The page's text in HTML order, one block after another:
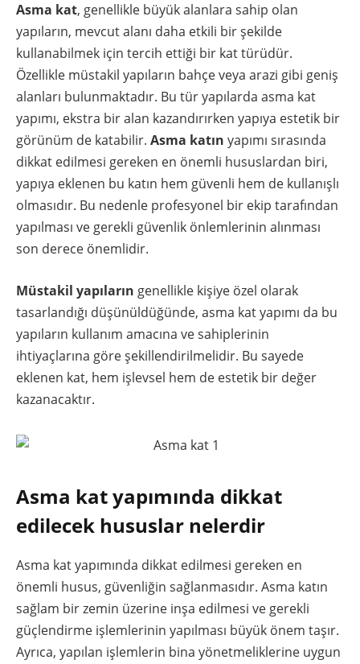
Asma kat, genellikle büyük alanlara sahip olan
yapıların, mevcut alanı daha etkili bir şekilde
kullanabilmek için tercih ettiği bir kat türüdür.
Özellikle müstakil yapıların bahçe veya arazi gibi geniş
alanları bulunmaktadır. Bu tür yapılarda asma kat
yapımı, ekstra bir alan kazandırırken yapıya estetik bir
görünüm de katabilir. Asma katın yapımı sırasında
dikkat edilmesi gereken en önemli hususlardan biri,
yapıya eklenen bu katın hem güvenli hem de kullanışlı
olmasıdır. Bu nedenle profesyonel bir ekip tarafından
yapılması ve gerekli güvenlik önlemlerinin alınması
son derece önemlidir.
Müstakil yapıların genellikle kişiye özel olarak
tasarlandığı düşünüldüğünde, asma kat yapımı da bu
yapıların kullanım amacına ve sahiplerinin
ihtiyaçlarına göre şekillendirilmelidir. Bu sayede
eklenen kat, hem işlevsel hem de estetik bir değer
kazanacaktır.
Asma kat yapımında dikkat
edilecek hususlar nelerdir
Asma kat yapımında dikkat edilmesi gereken en
önemli husus, güvenliğin sağlanmasıdır. Asma katın
sağlam bir zemin üzerine inşa edilmesi ve gerekli
güçlendirme işlemlerinin yapılması büyük önem taşır.
Ayrıca, yapılan işlemlerin bina yönetmeliklerine uygun